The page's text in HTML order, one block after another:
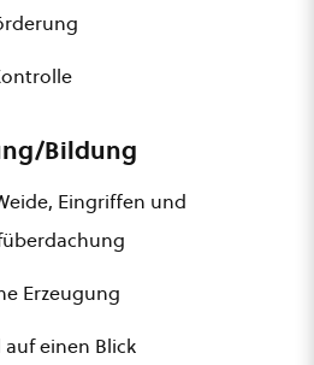
Bildung
Eingriffen und
Erzeugung
einen Blick